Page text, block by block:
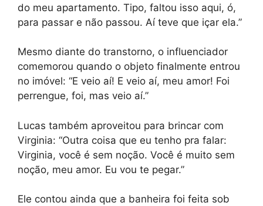
do meu apartamento. Tipo, faltou isso aqui, ó,
para passar e não passou. Aí teve que içar ela.”
Mesmo diante do transtorno, o influenciador
comemorou quando o objeto finalmente entrou
no imóvel: “E veio aí! E veio aí, meu amor! Foi
perrengue, foi, mas veio aí.”
Lucas também aproveitou para brincar com
Virginia: “Outra coisa que eu tenho pra falar:
Virginia, você é sem noção. Você é muito sem
noção, meu amor. Eu vou te pegar.”
Ele contou ainda que a banheira foi feita sob